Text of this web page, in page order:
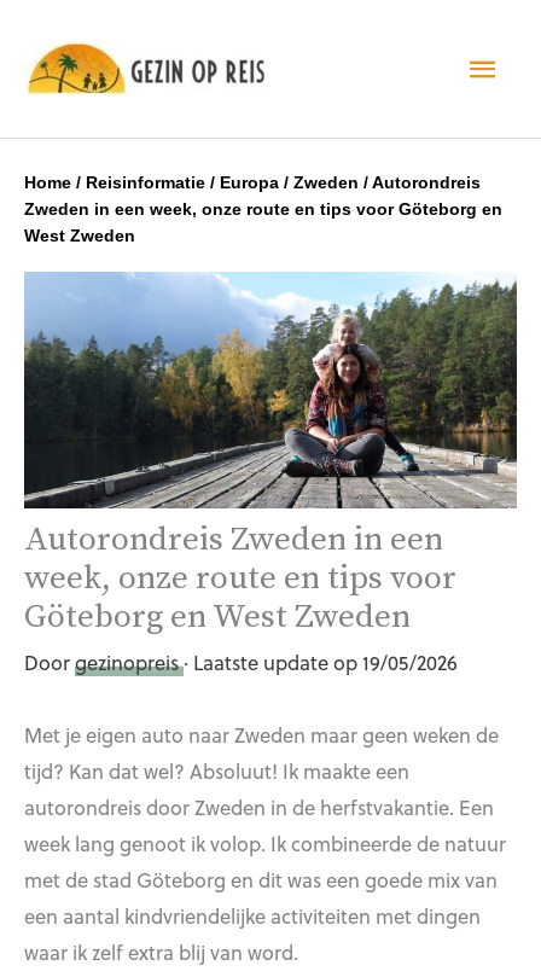
Home / Reisinformatie / Europa / Zweden / Autorondreis
Zweden in een week, onze route en tips voor Göteborg en
West Zweden
Autorondreis Zweden in een
week, onze route en tips voor
Göteborg en West Zweden
Doorgezinopreis· Laatste update op 19/05/2026
Met je eigen auto naar Zweden maar geen weken de
tijd? Kan dat wel? Absoluut! Ik maakte een
autorondreis door Zweden in de herfstvakantie. Een
week lang genoot ik volop. Ik combineerde de natuur
met de stad Göteborg en dit was een goede mix van
een aantal kindvriendelijke activiteiten met dingen
waar ik zelf extra blij van word.